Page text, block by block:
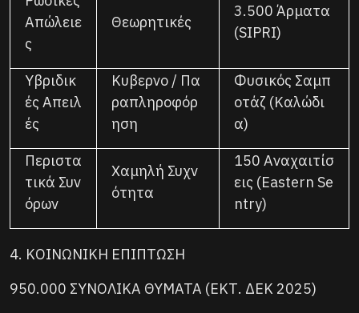
Απώλειε
ς
Θεωρητικές
3.500 Άρματα
(SIPRI)
Υβριδικ
ές Απειλ
ές
Κυβερνο / Πα
ραπληροφόρ
ηση
Φυσικός Σαμπ
οτάζ (Καλώδι
α)
Περιστα
τικά Συν
όρων
Χαμηλή Συχν
ότητα
150 Αναχαιτίσ
εις (Eastern Se
ntry)
4. ΚΟΙΝΩΝΙΚΗ ΕΠΙΠΤΩΣΗ
950.000 ΣΥΝΟΛΙΚΑ ΘΥΜΑΤΑ (ΕΚΤ. ΔΕΚ 2025)